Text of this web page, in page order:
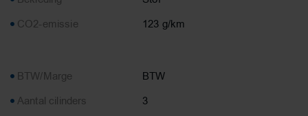
CO2-emissie
123 g/km
BTW/Marge
BTW
Aantal cilinders
3